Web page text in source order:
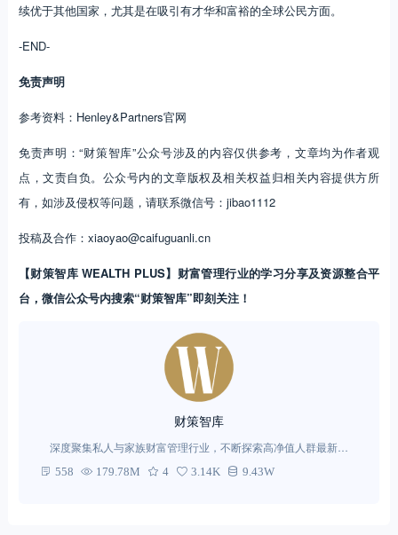
续优于其他国家，尤其是在吸引有才华和富裕的全球公民方面。
-END-
免责声明
参考资料：Henley&Partners官网
免责声明：“财策智库”公众号涉及的内容仅供参考，文章均为作者观
点，文责自负。公众号内的文章版权及相关权益归相关内容提供方所
有，如涉及侵权等问题，请联系微信号：jibao1112
投稿及合作：xiaoyao@caifuguanli.cn
【财策智库 WEALTH PLUS】财富管理行业的学习分享及资源整合平
台，微信公众号内搜索“财策智库”即刻关注！
财策智库
深度聚集私人与家族财富管理行业，不断探索高净值人群最新需
求。
558 179.78M 4 3.14K 9.43W